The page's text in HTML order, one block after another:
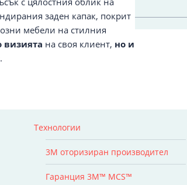
заден капак, покрит
мебели на стилния
визията на своя клиент, но и
Технологии
3M оторизиран производител
Гаранция 3M™ MCS™